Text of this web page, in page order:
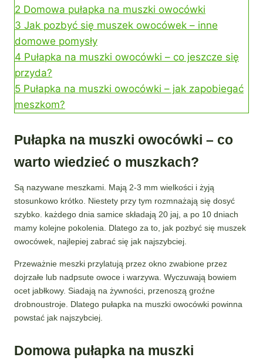
2 Domowa pułapka na muszki owocówki
3 Jak pozbyć się muszek owocówek – inne
domowe pomysły
4 Pułapka na muszki owocówki – co jeszcze się
przyda?
5 Pułapka na muszki owocówki – jak zapobiegać
meszkom?
Pułapka na muszki owocówki – co
warto wiedzieć o muszkach?
Są nazywane meszkami. Mają 2-3 mm wielkości i żyją
stosunkowo krótko. Niestety przy tym rozmnażają się dosyć
szybko. każdego dnia samice składają 20 jaj, a po 10 dniach
mamy kolejne pokolenia. Dlatego za to, jak pozbyć się muszek
owocówek, najlepiej zabrać się jak najszybciej.
Przeważnie meszki przylatują przez okno zwabione przez
dojrzałe lub nadpsute owoce i warzywa. Wyczuwają bowiem
ocet jabłkowy. Siadają na żywności, przenoszą groźne
drobnoustroje. Dlatego pułapka na muszki owocówki powinna
powstać jak najszybciej.
Domowa pułapka na muszki